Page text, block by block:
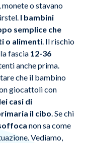
o stavano
I bambini
semplice che
o alimenti. Il rischio
fascia 12-36
anche prima.
che il bambino
giocattoli con
casi di
il cibo. Se chi
non sa come
Vediamo,